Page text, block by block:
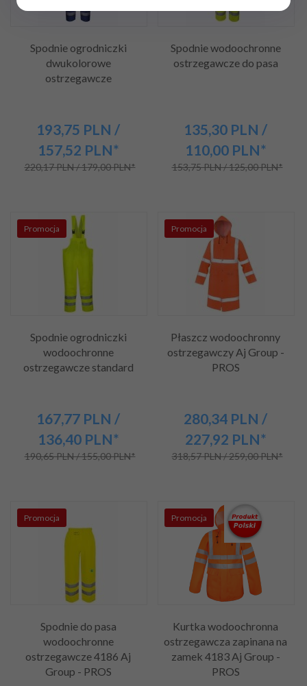
Spodnie ogrodniczki
dwukolorowe
ostrzegawcze
193,75 PLN /
157,52 PLN*
220,17 PLN / 179,00 PLN*
Spodnie wodoochronne
ostrzegawcze do pasa
135,30 PLN /
110,00 PLN*
153,75 PLN / 125,00 PLN*
Promocja
Spodnie ogrodniczki
wodoochronne
ostrzegawcze standard
167,77 PLN /
136,40 PLN*
190,65 PLN / 155,00 PLN*
Promocja
Płaszcz wodoochronny
ostrzegawczy Aj Group -
PROS
280,34 PLN /
227,92 PLN*
318,57 PLN / 259,00 PLN*
Promocja
Spodnie do pasa
wodoochronne
ostrzegawcze 4186 Aj
Group - PROS
Promocja
Kurtka wodoochronna
ostrzegawcza zapinana na
zamek 4183 Aj Group -
PROS